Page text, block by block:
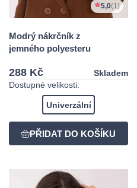
5,0(1)
Modrý nákrčník z
jemného polyesteru
288 Kč
Skladem
Dostupné velikosti:
Univerzální